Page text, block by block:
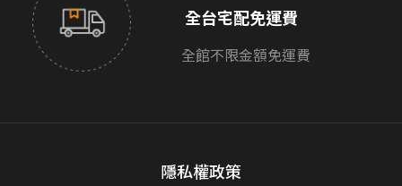
全台宅配免運費
全館不限金額免運費
隱私權政策